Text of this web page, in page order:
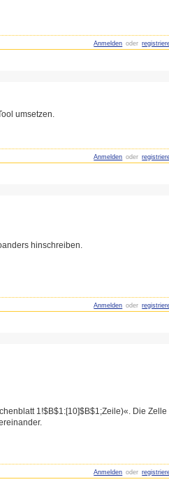
Anmelden oder
umsetzen.
Anmelden oder
hinschreiben.
Anmelden oder
1!$B$1:[10]$B$1;Zeile)«. Die
Anmelden oder